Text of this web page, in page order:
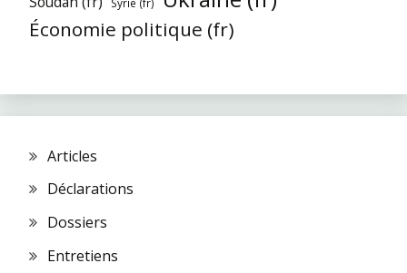
Économie politique (fr)
Articles
Déclarations
Dossiers
Entretiens